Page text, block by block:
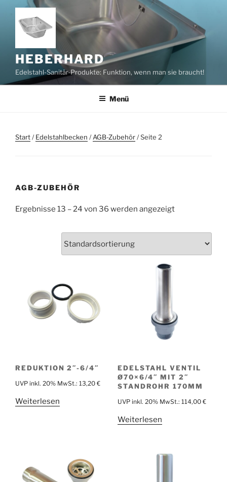
Zum
Inhalt
springen
HEBERHARD
Edelstahl-Sanitär-Produkte: Funktion, wenn man sie braucht!
Menü
Start/Edelstahlbecken /AGB-Zubehör/ Seite 2
AGB-ZUBEHÖR
Ergebnisse 13 – 24 von 36 werden angezeigt
REDUKTION 2″-6/4″
UVP inkl. 20% MwSt.: 13,20 €
Weiterlesen
EDELSTAHL VENTIL
Ø70×6/4″ MIT 2″
STANDROHR 170MM
UVP inkl. 20% MwSt.: 114,00 €
Weiterlesen